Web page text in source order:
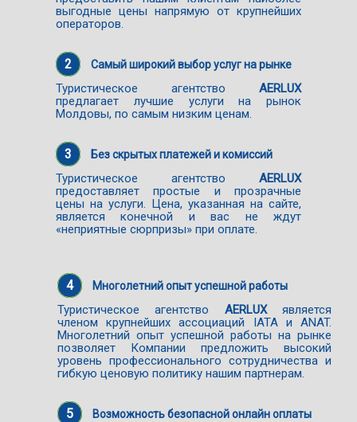
выгодные цены напрямую от крупнейших
операторов.
2 Самый широкий выбор услуг на рынке
Туристическое агентство AERLUX
предлагает лучшие услуги на рынок
Молдовы, по самым низким ценам.
3 Без скрытых платежей и комиссий
Туристическое агентство AERLUX
предоставляет простые и прозрачные
цены на услуги. Цена, указанная на сайте,
является конечной и вас не ждут
«неприятные сюрпризы» при оплате.
4 Многолетний опыт успешной работы
Туристическое агентство AERLUXявляется
членом крупнейших ассоциаций IATA и ANAT.
Многолетний опыт успешной работы на рынке
позволяет Компании предложить высокий
уровень профессионального сотрудничества и
гибкую ценовую политику нашим партнерам.
5 Возможность безопасной онлайн оплаты